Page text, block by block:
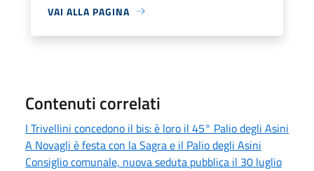
VAI ALLA PAGINA
Contenuti correlati
I Trivellini concedono il bis: è loro il 45° Palio degli Asini
A Novagli è festa con la Sagra e il Palio degli Asini
Consiglio comunale, nuova seduta pubblica il 30 luglio